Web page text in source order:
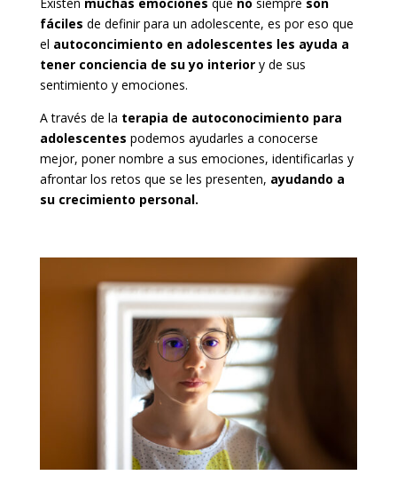
fáciles de definir para un adolescente, es por eso que
el autoconcimiento en adolescentes les ayuda a
tener conciencia de su yo interiory de sus
sentimiento y emociones.
A través de la terapia de autoconocimiento para
adolescentes podemos ayudarles a conocerse
mejor, poner nombre a sus emociones, identificarlas y
afrontar los retos que se les presenten, ayudando a
su crecimiento personal.